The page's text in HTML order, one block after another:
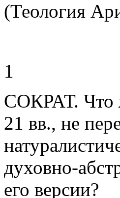
(Теология
1
СОКРАТ. Что
21 вв., не
духовно-
его версии?